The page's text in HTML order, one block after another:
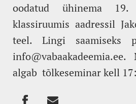
oodatud ühinema
klassiruumis aadressil
teel. Lingi saamiseks
algab tõlkeseminar kell